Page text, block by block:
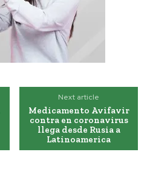
Next article
Medicamento Avifavir
contra en coronavirus
llega desde Rusia a
Latinoamerica